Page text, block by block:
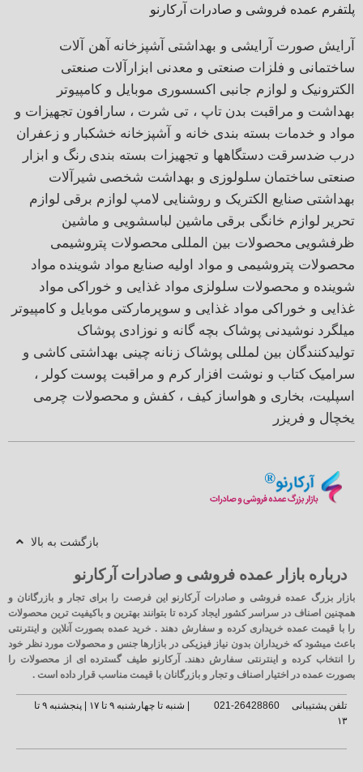
پلتفرم عمده فروشی و صادرات آرکارنو
آرایش صورت آرایشی و بهداشتی آشپزخانه آهن آلات
ساختمانی و فلزات صنعتی و معدنی ابزارآلات صنعتی
الکترونیک و لوازم جانبی اکسسوری موبایل و کامپیوتر
بهداشت و مراقبت بدن تاپ ، تی شرت ، سارافون تجهیزات و
مواد و خدمات بسته بندی خانه و آشپزخانه خشکبار و زعفران
درب ضدسرقت دستگاهها و تجهیزات بسته بندی رنگ و ابزار
صنعتی ساختمان سلولوزی و بهداشت شخصی شیرآلات
بهداشتی صنایع الکتریک و روشنایی لامپ لوازم برقی لوازم
تحریر لوازم خانگی برقی ماشین لباسشویی و ماشین
ظرفشویی محصولات بین المللی محصولات پتروشیمی
محصولات پتروشیمی و مواد اولیه صنایع مواد شوینده مواد
شوینده و محصولات سلولزی مواد غذایی و خوراکی مواد
غذایی و خوراکی مواد غذایی و سوپرمارکتی موبایل و کامپیوتر
میلگرد نوشیدنی پوشاک بچه گانه و نوزادی پوشاک
تولیدکنندگان بین لمللی پوشاک زنانه چینی بهداشتی کاشی و
سرامیک کتاب و نوشت افزار کرم و مراقبت پوست کولر ،
اسپلیت، بخاری و هواساز کیف ، کفش و محصولات چرمی
یخچال و فریزر
بازگشت به بالا
درباره بازار عمده فروشی و صادرات آرکارنو
بازار بزرگ عمده فروشی و صادرات آرکارنو این فرصت را برای تجار و بازرگانان و
همچنین اصناف در سراسر کشور ایجاد کرده تا بتوانند بهترین و باکیفیت ترین محصولات
را با قیمت عمده خریداری کرده و سفارش دهند . خرید عمده بصورت آنلاین و اینترنتی
باعث میشود که خریداران بدون نیاز فیزیکی در بازارها جنس و محصولات مورد نظر خود
را انتخاب کرده و اینترنتی سفارش دهند. آرکارنو طیف گسترده ای از محصولات را
بصورت عمده در اختیار اصناف و تجار و بازرگانان با قیمت مناسب قرار داده است .
تلفن پشتیبانی 26428860-021
| شنبه تا چهارشنبه ۹ تا ۱۷ | پنجشنبه ۹ تا
۱۳